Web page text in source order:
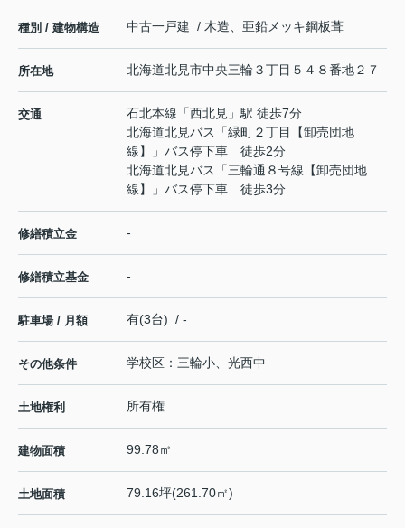
種別 / 建物構造 中古一戸建 / 木造、亜鉛メッキ鋼板葺
所在地 北海道北見市中央三輪 ３丁目５４８番地２７
交通 石北本線 「西北見 」駅 徒歩7分
北海道北見バス「緑町２丁目【卸売団地
線】」バス停下車 徒歩2分
北海道北見バス「三輪通８号線【卸売団地
線】」バス停下車 徒歩3分
修繕積立金 -
修繕積立基金 -
駐車場 / 月額 有(3台) / -
その他条件 学校区：三輪小、光西中
土地権利 所有権
建物面積 99.78㎡
土地面積 79.16坪(261.70㎡)